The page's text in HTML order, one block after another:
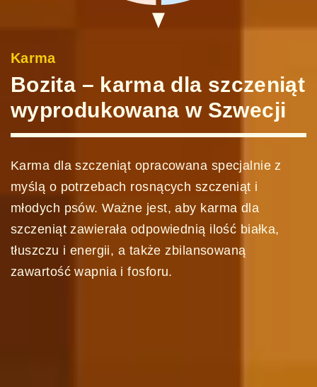
Karma
Bozita – karma dla szczeniąt
wyprodukowana w Szwecji
Karma dla szczeniąt opracowana specjalnie z
myślą o potrzebach rosnących szczeniąt i
młodych psów. Ważne jest, aby karma dla
szczeniąt zawierała odpowiednią ilość białka,
tłuszczu i energii, a także zbilansowaną
zawartość wapnia i fosforu.